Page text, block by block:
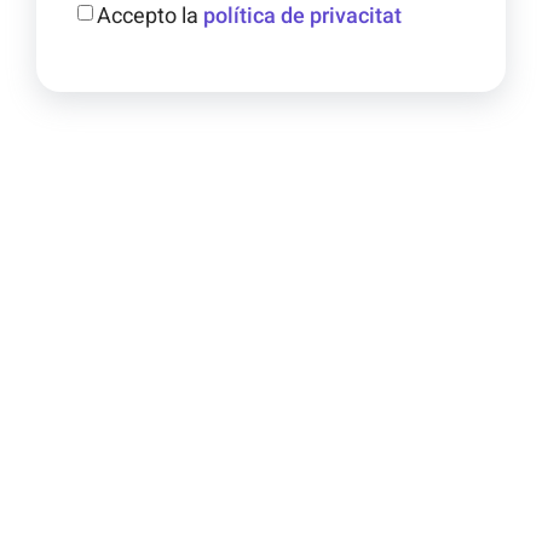
Accepto la política de privacitat